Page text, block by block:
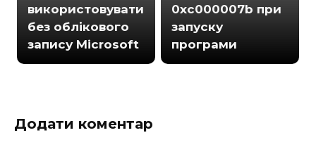
використовувати
без облікового
запису Microsoft
0xc000007b при
запуску
програми
Додати коментар